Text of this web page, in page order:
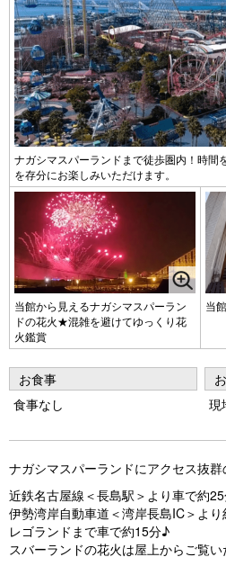
ナガシマスパーランドまで徒歩圏内！時間
を存分にお楽しみいただけます。
当館から見えるナガシマスパーラン
ドの花火★混雑を避けてゆっくり花
火鑑賞
当
お食事
食事なし
現
ナガシマスパーランドにアクセス抜
近鉄名古屋線＜長島駅＞より車で約25
伊勢湾岸自動車道＜湾岸長島IC＞より
レゴランドまで車で約15分♪
スバーランドの花火は屋上からご覧